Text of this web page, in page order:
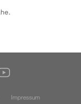
Impressum